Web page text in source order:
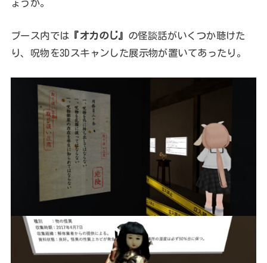
ょうか。
ブース内では 『オカのじ』 の怪談話がいくつか聴けた
り、呪物を3Dスキャンした展示物が置いてあったり。